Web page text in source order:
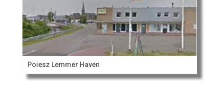
Poiesz Lemmer Haven